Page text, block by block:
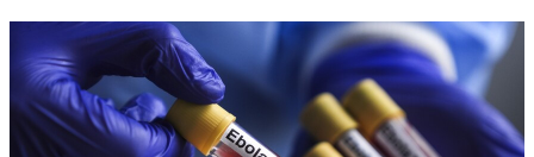
Yaxın Şərq
Avropa
Amerika
Asiya
Afrika